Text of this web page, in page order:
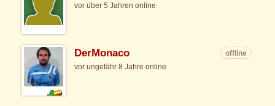
vor über 5 Jahren online
DerMonaco
offline
vor ungefähr 8 Jahre online